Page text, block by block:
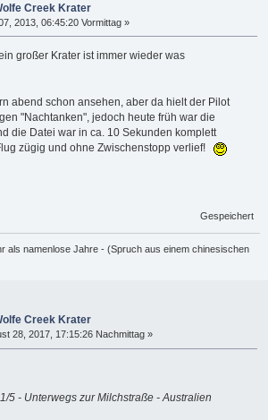
Creek Krater
2013, 06:45:20 Vormittag »
großer Krater ist immer wieder was
abend schon ansehen, aber da hielt der Pilot
"Nachtanken", jedoch heute früh war die
die Datei war in ca. 10 Sekunden komplett
zügig und ohne Zwischenstopp verlief!
Gespeichert
als namenlose Jahre - (Spruch aus einem chinesischen
Creek Krater
28, 2017, 17:15:26 Nachmittag »
5 - Unterwegs zur Milchstraße - Australien